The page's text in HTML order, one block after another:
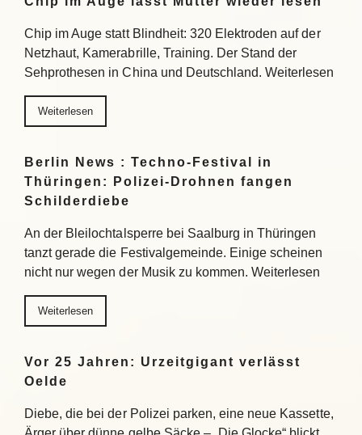
Chip im Auge statt Blindheit: 320 Elektroden auf der
Netzhaut, Kamerabrille, Training. Der Stand der
Sehprothesen in China und Deutschland. Weiterlesen
Weiterlesen
Berlin News : Techno-Festival in
Thüringen: Polizei-Drohnen fangen
Schilderdiebe
An der Bleilochtalsperre bei Saalburg in Thüringen
tanzt gerade die Festivalgemeinde. Einige scheinen
nicht nur wegen der Musik zu kommen. Weiterlesen
Weiterlesen
Vor 25 Jahren: Urzeitgigant verlässt
Oelde
Diebe, die bei der Polizei parken, eine neue Kassette,